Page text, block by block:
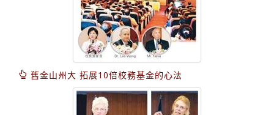
舊金山州大 拓展10倍校務基金的心法